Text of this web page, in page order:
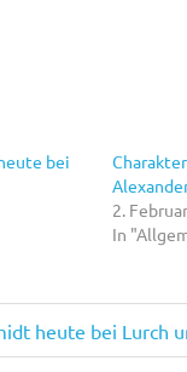
bei
2.
In
heute bei Lurch